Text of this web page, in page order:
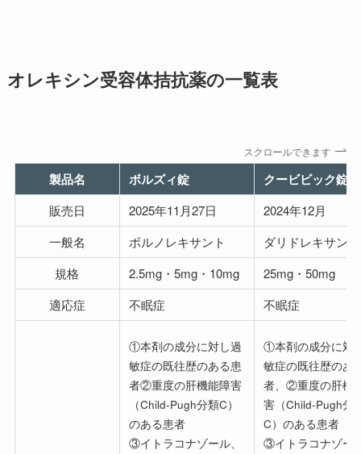
オレキシン受容体拮抗薬の一覧表
スクロールできます
製品名 ボルズィ錠 クービビック錠
販売日 2025年11月27日
2024年12月
一般名
ボルノレキサント
ダリドレキサント
規格
2.5mg・5mg・10mg
25mg・50mg
適応症
不眠症 不眠症
①本剤の成分に対し過
敏症の既往歴のある患
者②重度の肝機能障害
（Child-Pugh分類C）
のある患者
③イトラコナゾール、
①本剤の成分に対
敏症の既往歴のあ
者、②重度の肝機
害（Child-Pugh分
C）のある患者
③イトラコナゾー